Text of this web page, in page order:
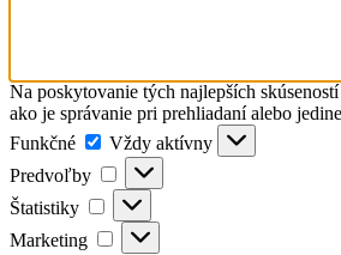
Na poskytovanie tých najlepších
ako je správanie pri prehliadaní alebo
Funkčné
Funkčné
Vždy aktívny
Predvoľby
Predvoľby
Štatistiky Štatistiky
Marketing Marketing